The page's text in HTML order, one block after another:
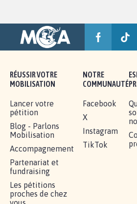
RÉUSSIR VOTRE
MOBILISATION
Lancer votre
pétition
Blog - Parlons
Mobilisation
Accompagnement
Partenariat et
fundraising
Les pétitions
proches de chez
NOTRE
COMMUNAUTÉ
Facebook
X
Instagram
TikTok